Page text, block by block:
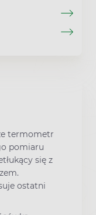
termometr
pomiaru
się z
ostatni